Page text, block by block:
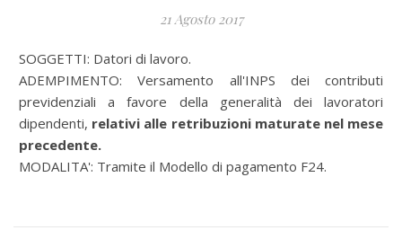
21 Agosto 2017
SOGGETTI: Datori di lavoro.
ADEMPIMENTO: Versamento all'INPS dei contributi
previdenziali a favore della generalità dei lavoratori
dipendenti, relativi alle retribuzioni maturate nel mese
precedente.
MODALITA': Tramite il Modello di pagamento F24.